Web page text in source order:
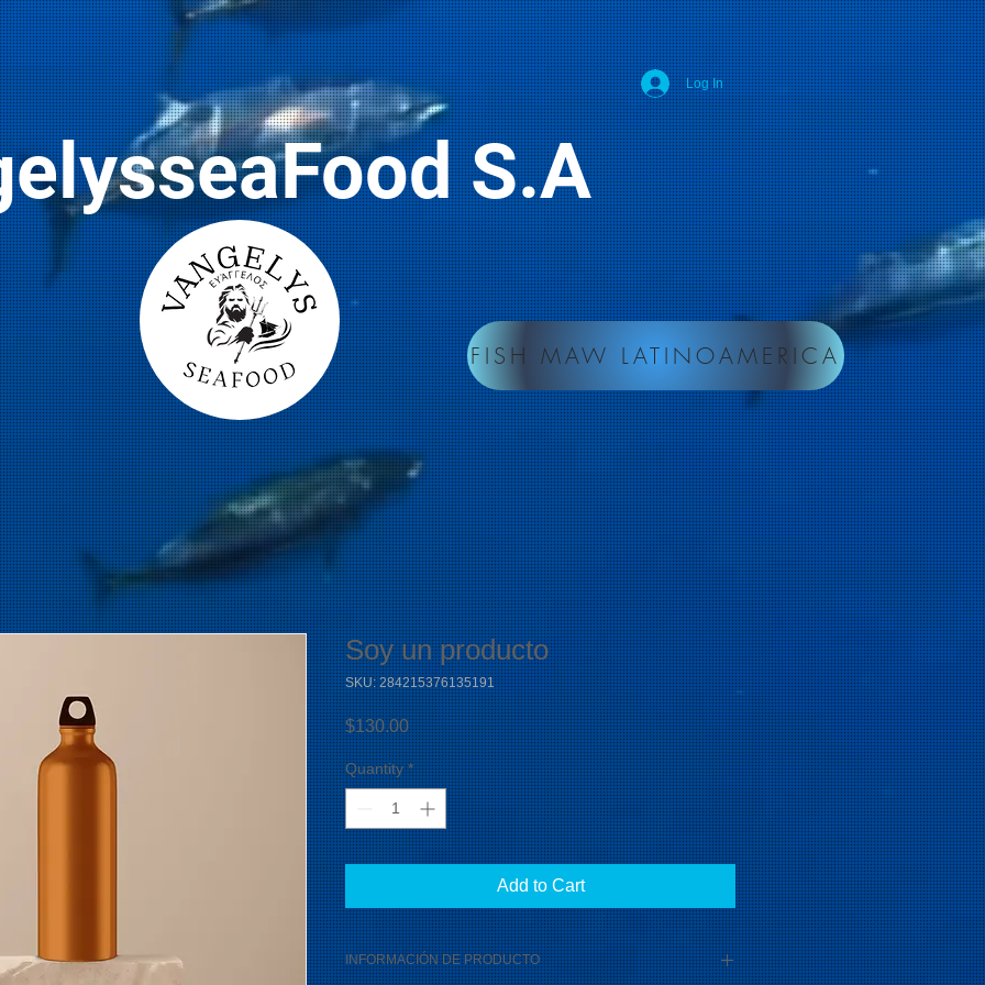
Log In
S.A
FISH MAW LATINOAMERICA
Soy un producto
SKU: 284215376135191
$130.00Price
Quantity *
Add to Cart
INFORMACIÓN DE PRODUCTO